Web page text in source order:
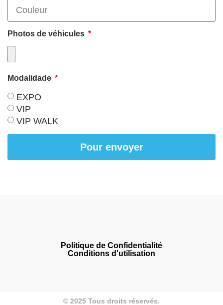
Photos de véhicules
Modalidade
EXPO
VIP
VIP WALK
Pour envoyer
Politique de Confidentialité
Conditions d'utilisation
© 2025 Tous droits réservés.